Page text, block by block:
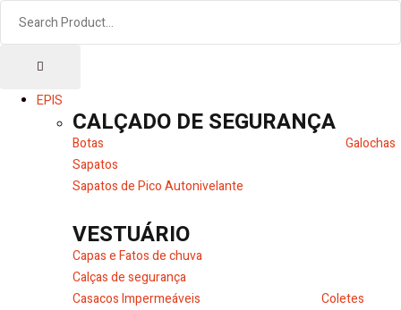
EPIS
CALÇADO DE SEGURANÇA
Botas
Galochas
Sapatos
Sapatos de Pico Autonivelante
VESTUÁRIO
Capas e Fatos de chuva
Calças de segurança
Casacos Impermeáveis
Coletes